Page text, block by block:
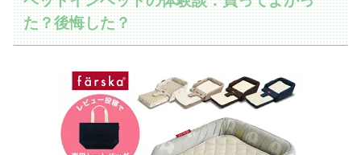
た？後悔した？